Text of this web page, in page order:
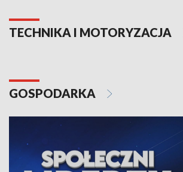
TECHNIKA I MOTORYZACJA
GOSPODARKA